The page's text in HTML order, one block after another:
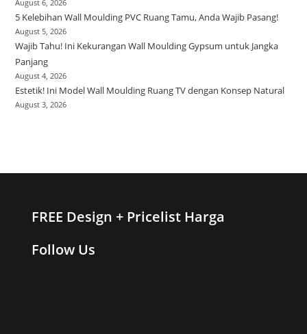
August 6, 2026
5 Kelebihan Wall Moulding PVC Ruang Tamu, Anda Wajib Pasang!
August 5, 2026
Wajib Tahu! Ini Kekurangan Wall Moulding Gypsum untuk Jangka
Panjang
August 4, 2026
Estetik! Ini Model Wall Moulding Ruang TV dengan Konsep Natural
August 3, 2026
FREE Design + Pricelist Harga
Follow Us